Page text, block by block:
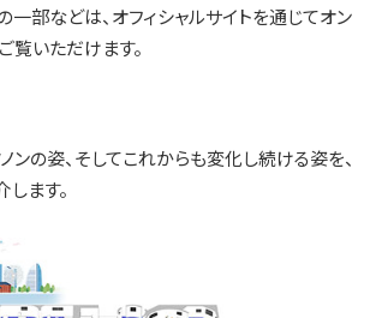
一部などは、オフィシャルサイトを通じてオン
覧いただけます。
ンの姿、そしてこれからも変化し続ける姿を、
ます。